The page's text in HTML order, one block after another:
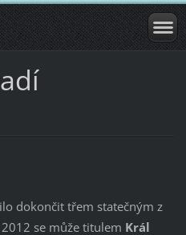
dokončit třem statečným z
se může titulem Král